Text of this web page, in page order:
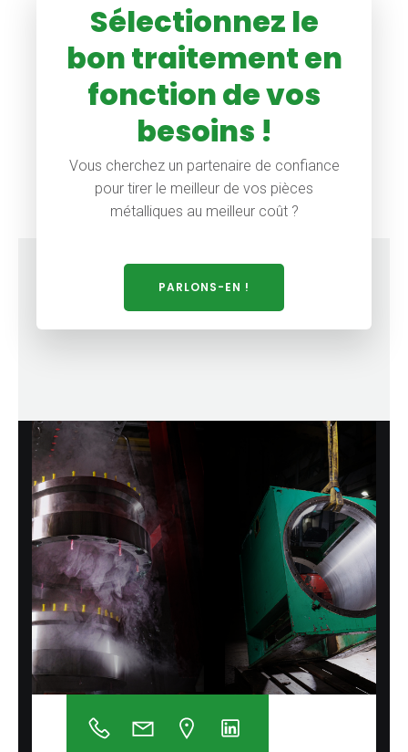
Sélectionnez le
bon traitement en
fonction de vos
besoins !
Vous cherchez un partenaire de confiance
pour tirer le meilleur de vos pièces
métalliques au meilleur coût ?
PARLONS-EN !